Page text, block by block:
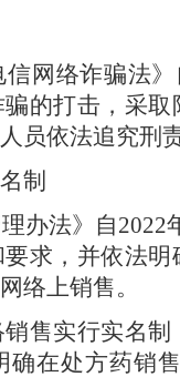
信网络诈骗法
的打击，采
员依法追究刑
制
办法》自2022
求，并依法
络上销售。
售实行实名
确在处方药销